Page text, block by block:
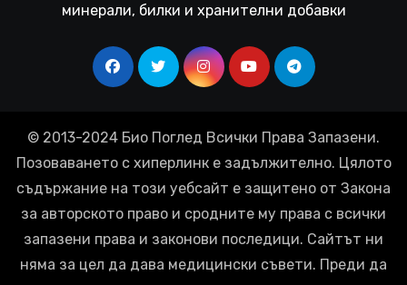
минерали, билки и хранителни добавки
© 2013-2024 Био Поглед Всички Права Запазени.
Позоваването с хиперлинк е задължително. Цялото
съдържание на този уебсайт е защитено от Закона
за авторското право и сродните му права с всички
запазени права и законови последици. Сайтът ни
няма за цел да дава медицински съвети. Преди да